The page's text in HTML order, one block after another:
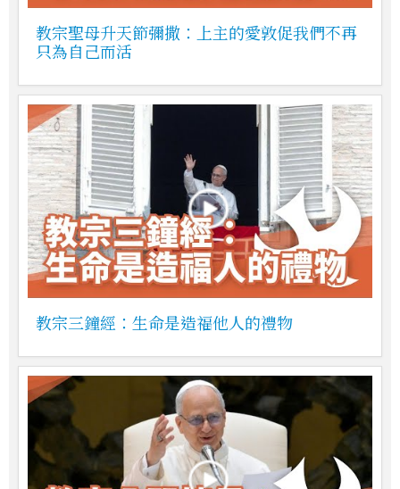
教宗聖母升天節彌撒：上主的愛敦促我們不再
只為自己而活
教宗三鐘經：生命是造福他人的禮物